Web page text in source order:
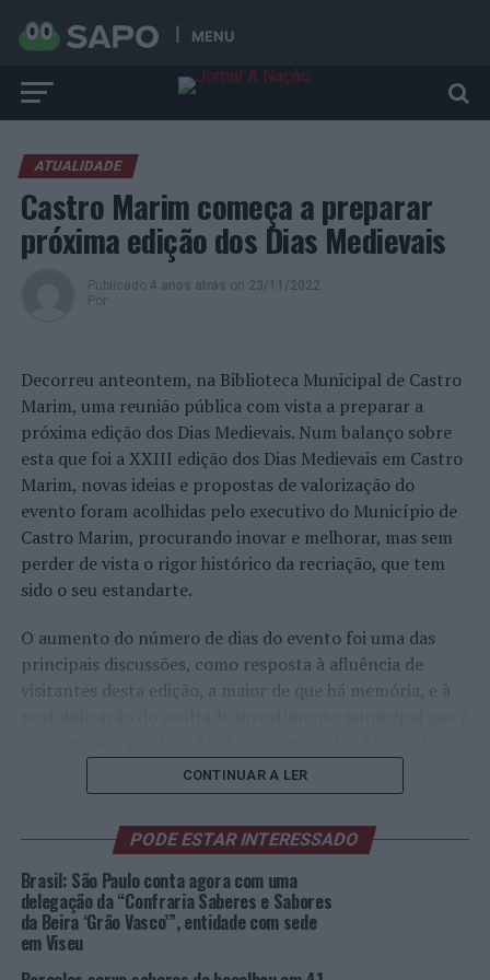
MENU
ATUALIDADE
Castro Marim começa a preparar
próxima edição dos Dias Medievais
Publicado 4 anos atrás on 23/11/2022
Por
Decorreu anteontem, na Biblioteca Municipal de Castro
Marim, uma reunião pública com vista a preparar a
próxima edição dos Dias Medievais. Num balanço sobre
esta que foi a XXIII edição dos Dias Medievais em Castro
Marim, novas ideias e propostas de valorização do
evento foram acolhidas pelo executivo do Município de
Castro Marim, procurando inovar e melhorar, mas sem
perder de vista o rigor histórico da recriação, que tem
sido o seu estandarte.
O aumento do número de dias do evento foi uma das
principais discussões, como resposta à afluência de
visitantes desta edição, a maior de que há memória, e à
outro lado da balança, um alargamento do número de
dias iria sobrecarregar uma organização já sustentada
em muitos esforços, desde funcionários, dirigentes,
associações, empresas e castromarinenses.
Paralelamente, debateram-se outras ideias, como o
alargamento do horário e do recinto a outros espaços da
vila, a criação de novos palcos de animação e zonas de
restauração, procurando melhorar a distribuição de
CONTINUAR A LER
PODE ESTAR INTERESSADO
Brasil: São Paulo conta agora com uma
delegação da “Confraria Saberes e Sabores
da Beira ‘Grão Vasco’”, entidade com sede
em Viseu